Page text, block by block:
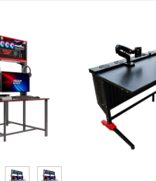
THÊM GỜ CHẮN NƯỚC